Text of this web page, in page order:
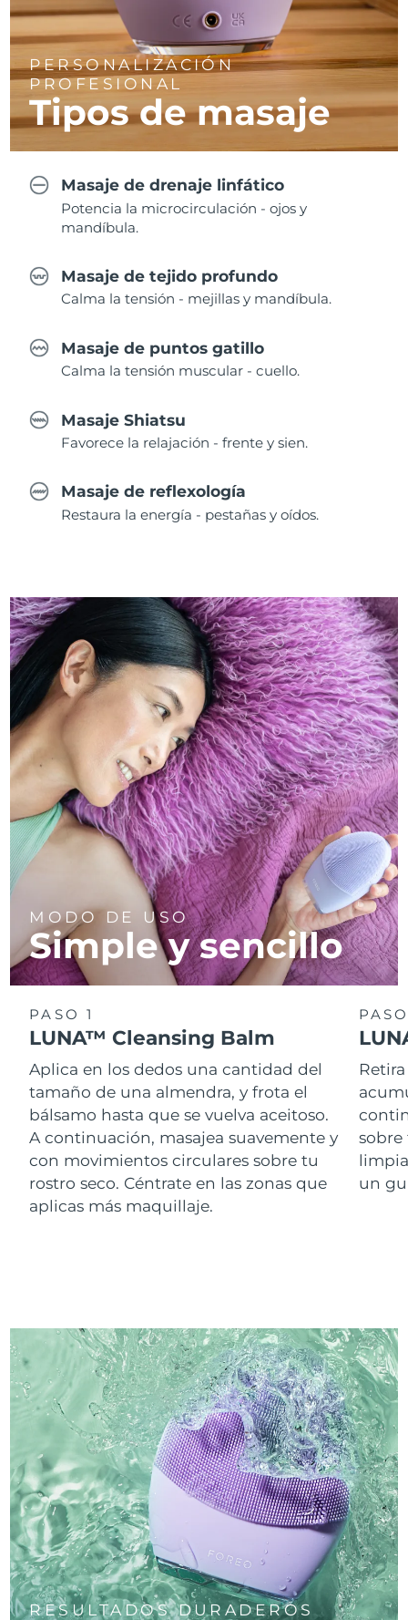
PERSONALIZACIÓN
PROFESIONAL
Tipos de masaje
Masaje de drenaje linfático
Potencia la microcirculación - ojos y
mandíbula.
Masaje de tejido profundo
Calma la tensión - mejillas y mandíbula.
Masaje de puntos gatillo
Calma la tensión muscular - cuello.
Masaje Shiatsu
Favorece la relajación - frente y sien.
Masaje de reflexología
Restaura la energía - pestañas y oídos.
MODO DE USO
Simple y sencillo
PASO 1
LUNA™ Cleansing Balm
Aplica en los dedos una cantidad del
tamaño de una almendra, y frota el
bálsamo hasta que se vuelva aceitoso.
A continuación, masajea suavemente y
con movimientos circulares sobre tu
rostro seco. Céntrate en las zonas que
aplicas más maquillaje.
un
RESULTADOS DURADEROS